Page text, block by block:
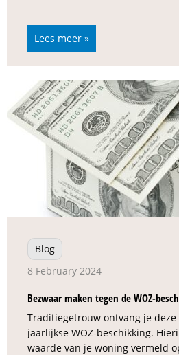
Lees meer »
Blog
8 February 2024
Bezwaar maken tegen de WOZ-
Traditiegetrouw ontvang je
jaarlijkse WOZ-beschikking.
waarde van je woning vermeld